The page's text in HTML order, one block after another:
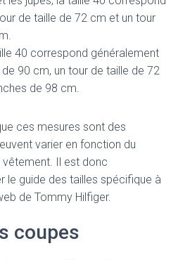
de taille de 72 cm et un tour
40 correspond généralement
90 cm, un tour de taille de 72
de 98 cm.
ces mesures sont des
varier en fonction du
Il est donc
le guide des tailles spécifique à
de Tommy Hilfiger.
coupes